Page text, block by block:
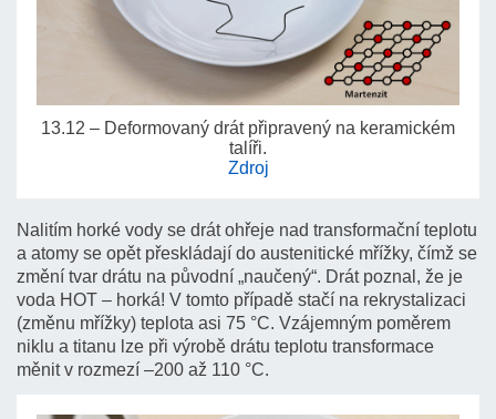
13.12 – Deformovaný drát připravený na keramickém
talíři.
Zdroj
Nalitím horké vody se drát ohřeje nad transformační teplotu
a atomy se opět přeskládají do austenitické mřížky, čímž se
změní tvar drátu na původní „naučený“. Drát poznal, že je
voda HOT – horká! V tomto případě stačí na rekrystalizaci
(změnu mřížky) teplota asi 75 °C. Vzájemným poměrem
niklu a titanu lze při výrobě drátu teplotu transformace
měnit v rozmezí –200 až 110 °C.